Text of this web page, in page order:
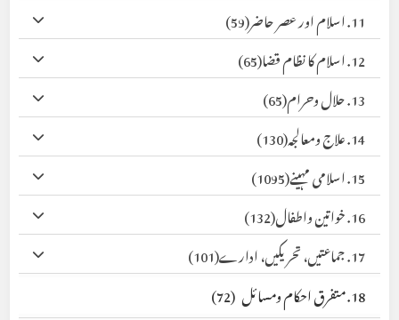
11. اسلام اور عصر حاضر
(59)
12. اسلام کا نظام قضا
(65)
13. حلال وحرام
(65)
14. علاج ومعالجہ
(130)
15. اسلامی مہینے
(1095)
16. خواتین واطفال
(132)
17. جماعتیں، تحریکیں، ادارے
(101)
18. متفرق احکام ومسائل
(72)